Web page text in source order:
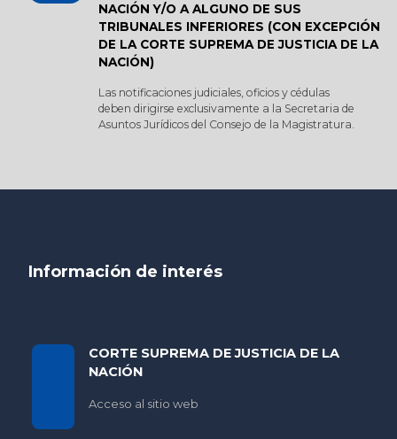
NACIÓN Y/O A ALGUNO DE SUS
TRIBUNALES INFERIORES (CON EXCEPCIÓN
DE LA CORTE SUPREMA DE JUSTICIA DE LA
NACIÓN)
Las notificaciones judiciales, oficios y cédulas
deben dirigirse exclusivamente a la Secretaria de
Asuntos Jurídicos del Consejo de la Magistratura.
Información de interés
CORTE SUPREMA DE JUSTICIA DE LA
NACIÓN
Acceso al sitio web